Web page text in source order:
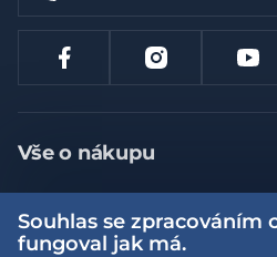
Vše o nákupu
Jak nakupovat
Nejčastější dotazy
Více informací
Souhlas se zpracováním
fungoval jak má.